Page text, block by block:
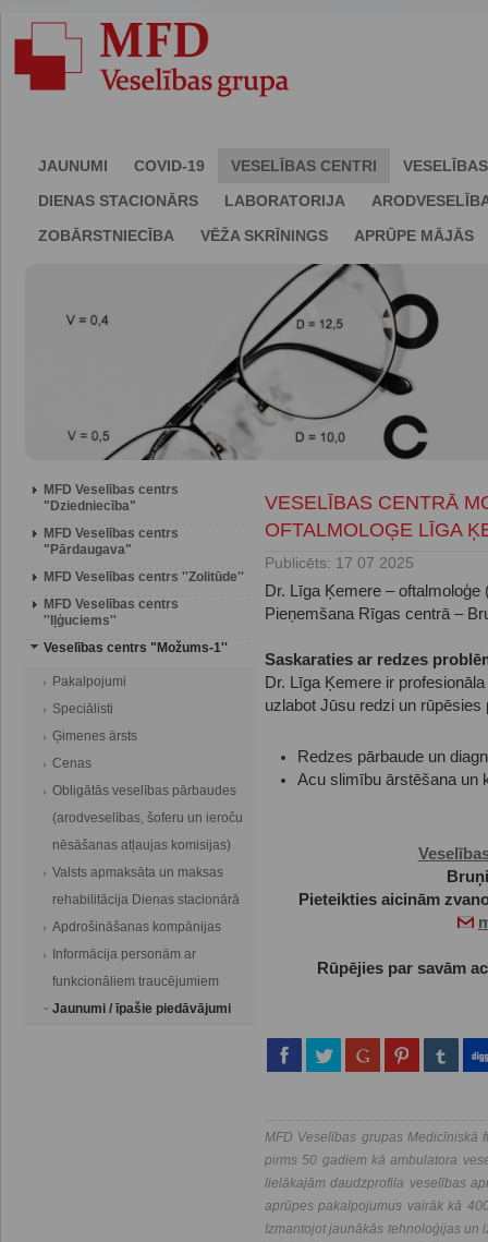
JAUNUMI COVID-19 VESELĪBAS CENTRI
DIENAS STACIONĀRS
LABORATORIJA
ZOBĀRSTNIECĪBA
VĒŽA SKRĪNINGS APRŪPE MĀJĀS
MFD Veselības centrs
"Dziedniecība"
MFD Veselības centrs
"Pārdaugava"
MFD Veselības centrs ''Zolitūde''
MFD Veselības centrs
''Iļģuciems''
Veselības centrs "Možums-1''
Pakalpojumi
Speciālisti
Ģimenes ārsts
Cenas
Obligātās veselības pārbaudes
(arodveselības, šoferu un ieroču
nēsāšanas atļaujas komisijas)
Valsts apmaksāta un maksas
rehabilitācija Dienas stacionārā
Apdrošināšanas kompānijas
Informācija personām ar
funkcionāliem traucējumiem
Jaunumi / īpašie piedāvājumi
VESELĪBAS CENTRĀ
OFTALMOLOĢE LĪGA
Publicēts: 17 07 2025
Dr. Līga Ķemere – oftalmoloģe
Pieņemšana Rīgas centrā –
Saskaraties ar redzes
Dr. Līga Ķemere ir
uzlabot Jūsu redzi un rūpēsies
Redzes pārbaude un
Acu slimību ārstēšana un
Pieteikties aicinām
Rūpējies par savām
MFD Veselības grupas Medicīniskā
pirms 50 gadiem kā ambulatora
lielākajām daudzprofila veselības
aprūpes pakalpojumus vairāk kā
Izmantojot jaunākās tehnoloģijas un